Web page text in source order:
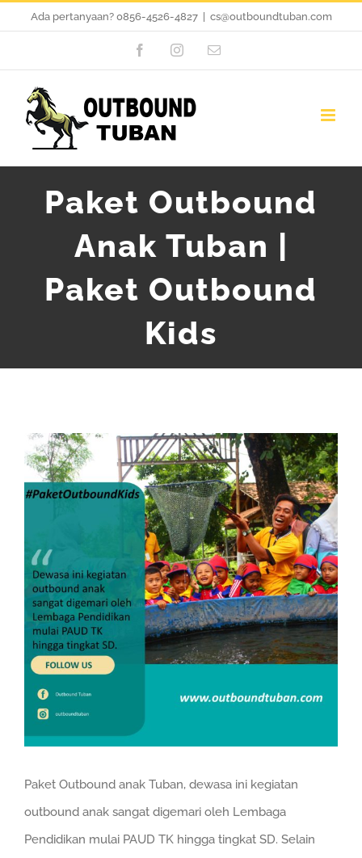
content
Ada pertanyaan? 0856-4526-4827 cs@outboundtuban.com
FacebookInstagramEmail
Paket Outbound
Anak Tuban |
Paket Outbound
Kids
View
Larger
Image
Paket Outbound anak Tuban, dewasa ini kegiatan
outbound anak sangat digemari oleh Lembaga
Pendidikan mulai PAUD TK hingga tingkat SD. Selain